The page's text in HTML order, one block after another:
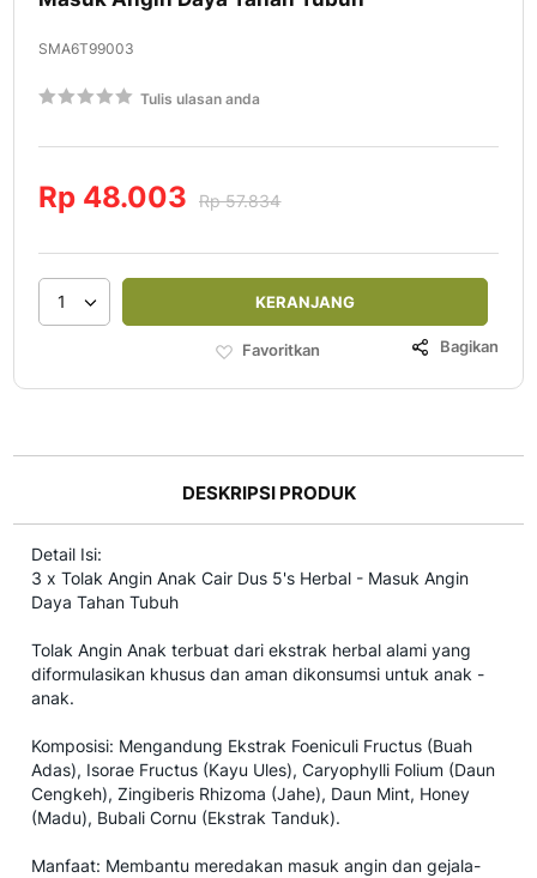
SMA6T99003
Bagikan
Rating:
60
% of 100
Tulis ulasan anda
Rp 48.003 Rp 57.834
1 KERANJANG
Favoritkan
galeri
DESKRIPSI PRODUK
Detail Isi:
3 x Tolak Angin Anak Cair Dus 5's Herbal - Masuk Angin
Daya Tahan Tubuh
Tolak Angin Anak terbuat dari ekstrak herbal alami yang
diformulasikan khusus dan aman dikonsumsi untuk anak -
anak.
Komposisi: Mengandung Ekstrak Foeniculi Fructus (Buah
Adas), Isorae Fructus (Kayu Ules), Caryophylli Folium (Daun
Cengkeh), Zingiberis Rhizoma (Jahe), Daun Mint, Honey
(Madu), Bubali Cornu (Ekstrak Tanduk).
Manfaat: Membantu meredakan masuk angin dan gejala-